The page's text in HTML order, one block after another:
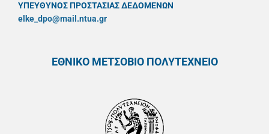
ΥΠΕΥΘYΝΟΣ ΠΡΟΣΤΑΣΙΑΣ ΔΕΔΟΜΕΝΩΝ
elke_dpo@mail.ntua.gr
ΕΘΝΙΚΟ ΜΕΤΣΟΒΙΟ ΠΟΛΥΤΕΧΝΕΙΟ